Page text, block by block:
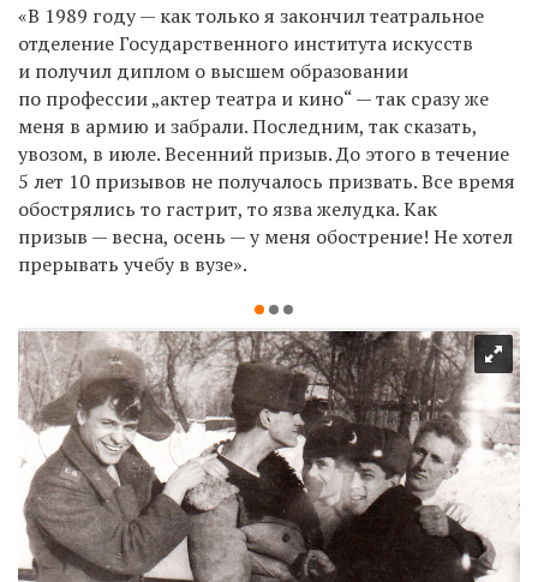
«В 1989 году — как только я закончил театральное
отделение Государственного института искусств
и получил диплом о высшем образовании
по профессии „актер театра и кино“ — так сразу же
меня в армию и забрали. Последним, так сказать,
увозом, в июле. Весенний призыв. До этого в течение
5 лет 10 призывов не получалось призвать. Все время
обострялись то гастрит, то язва желудка. Как
призыв — весна, осень — у меня обострение! Не хотел
прерывать учебу в вузе».